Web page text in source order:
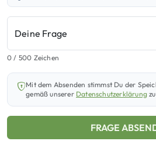
Deine Frage
0 / 500 Zeichen
Mit dem Absenden stimmst Du der
gemäß unserer Datenschutzerklärung
FRAGE